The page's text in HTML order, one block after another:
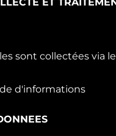
sont collectées via
d'informations